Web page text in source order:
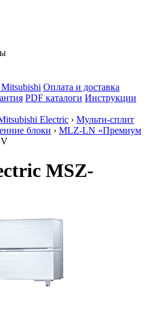
Оплата и доставка
PDF каталоги Инструкции
Electric › Мульти-сплит
блоки › MLZ-LN «Премиум
MSZ-